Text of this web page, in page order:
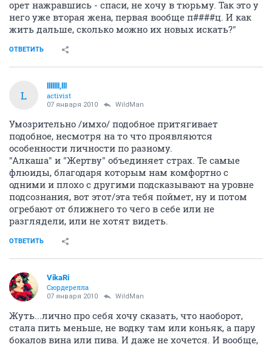
орет нажравшись - спаси, не хочу в тюрьму. Так это у
него уже вторая жена, первая вообще п####ц. И как
жить дальше, сколько можно их новых искать?"
ОТВЕТИТЬ
L
lllllll,lll
activist
07 января 2010 WildMan
Умозрительно /имхо/ подобное притягивает
подобное, несмотря на то что проявляются
особенности личности по разному.
"Алкаша" и "Жертву" объединяет страх. Те самые
флюиды, благодаря которым нам комфортно с
одними и плохо с другими подсказывают на уровне
подсознания, вот этот/эта тебя поймет, ну и потом
огребают от ближнего то чего в себе или не
разглядели, или не хотят видеть.
ОТВЕТИТЬ
VikaRi
Сюрдерелла
07 января 2010 WildMan
Жуть...лично про себя хочу сказать, что наоборот,
стала пить меньше, не водку там или коньяк, а пару
бокалов вина или пива. И даже не хочется. И вообще,